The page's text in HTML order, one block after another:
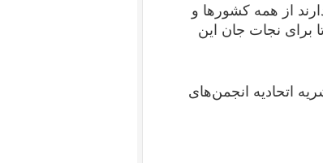
از همه کشورها و
برای نجات جان این
خلق ایران- پاریس ۲۱ مهر ۶۵ – ۱۳ اکتبر ۸۶» نشریه اتحادیه انجمن‌های